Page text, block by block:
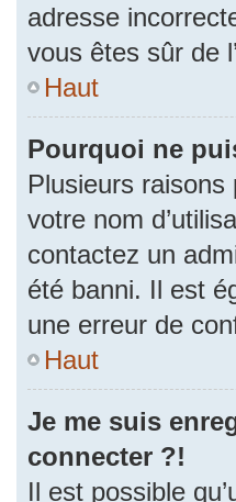
adresse
vous êtes sûr de
Haut
Pourquoi ne
Plusieurs
votre nom
contactez un
été banni. Il est
une erreur de
Haut
Je me suis
connecter ?!
Il est possible